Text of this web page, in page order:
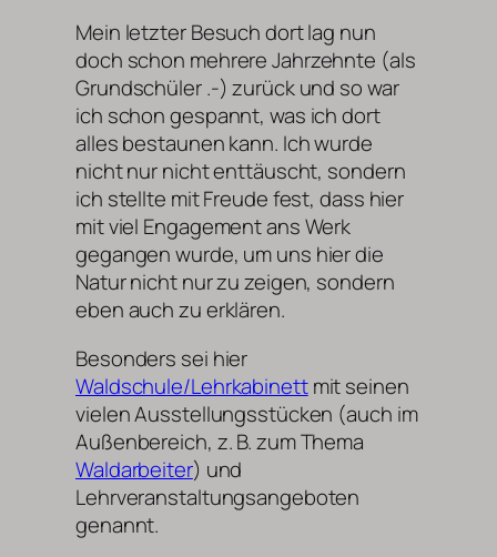
Mein letzter Besuch dort lag nun
doch schon mehrere Jahrzehnte (als
Grundschüler .-) zurück und so war
ich schon gespannt, was ich dort
alles bestaunen kann. Ich wurde
nicht nur nicht enttäuscht, sondern
ich stellte mit Freude fest, dass hier
mit viel Engagement ans Werk
gegangen wurde, um uns hier die
Natur nicht nur zu zeigen, sondern
eben auch zu erklären.
Besonders sei hier
Waldschule/Lehrkabinettmit seinen
vielen Ausstellungsstücken (auch im
Außenbereich, z. B. zum Thema
Waldarbeiter) und
Lehrveranstaltungsangeboten
genannt.